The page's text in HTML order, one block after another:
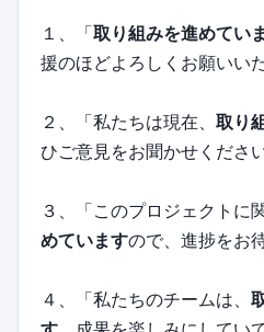
１、「取り組みを進めてい
援のほどよろしくお願いい
２、「私たちは現在、 取り
ひご意見をお聞かせください
３、「このプロジェクトに
めていますので、進捗をお
４、「私たちのチームは、